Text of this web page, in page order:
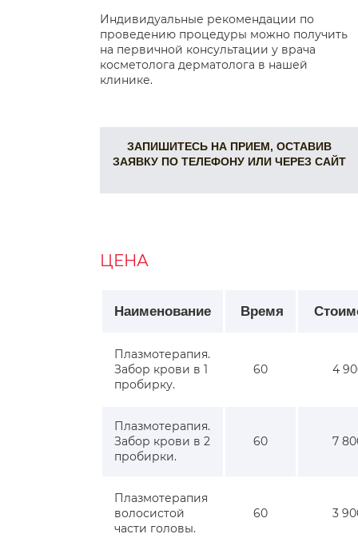
Индивидуальные рекомендации по
проведению процедуры можно получить
на первичной консультации у врача
косметолога дерматолога в нашей
клинике.
ЗАПИШИТЕСЬ НА ПРИЕМ, ОСТАВИВ
ЗАЯВКУ ПО ТЕЛЕФОНУ ИЛИ ЧЕРЕЗ САЙТ
ЦЕНА
Наименование Время
Плазмотерапия.
Забор крови в 1
пробирку.
60 4
Плазмотерапия.
Забор крови в 2
пробирки.
60 7
Плазмотерапия
волосистой
части головы.
60 3